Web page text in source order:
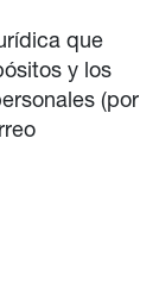
que
y los
(por